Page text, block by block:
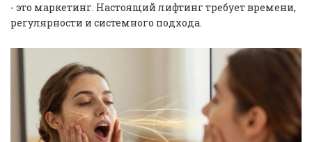
- это маркетинг. Настоящий лифтинг требует времени,
регулярности и системного подхода.